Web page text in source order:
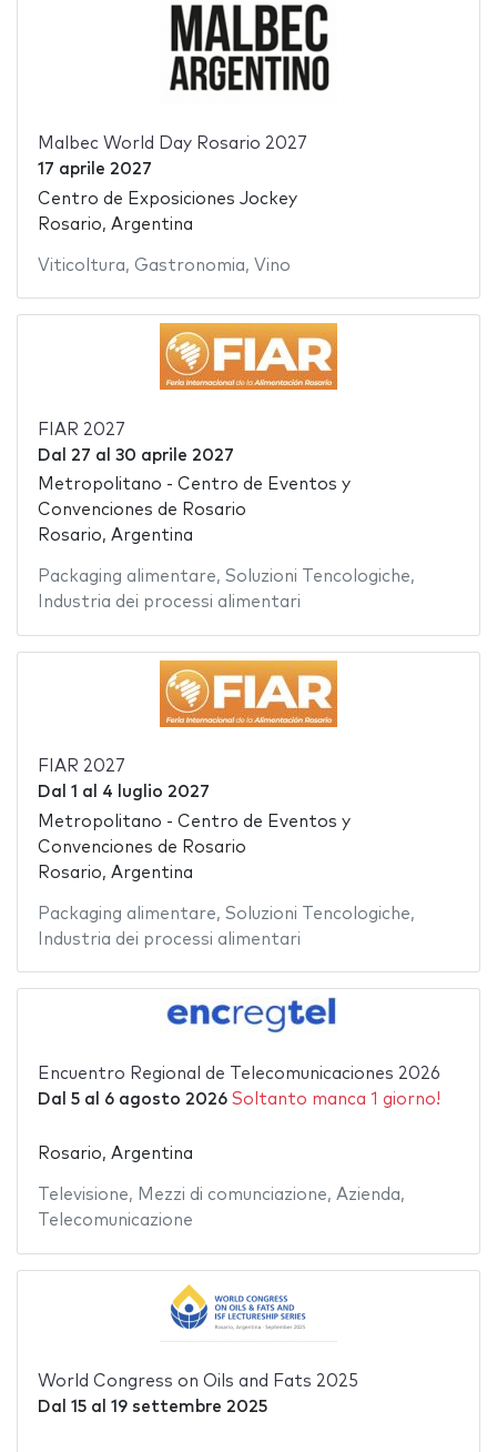
Malbec World Day Rosario 2027
17 aprile 2027
Centro de Exposiciones Jockey
Rosario, Argentina
Viticoltura, Gastronomia, Vino
FIAR 2027
Dal 27 al 30 aprile 2027
Metropolitano - Centro de Eventos y
Convenciones de Rosario
Rosario, Argentina
Packaging alimentare, Soluzioni Tencologiche,
Industria dei processi alimentari
FIAR 2027
Dal 1 al 4 luglio 2027
Metropolitano - Centro de Eventos y
Convenciones de Rosario
Rosario, Argentina
Packaging alimentare, Soluzioni Tencologiche,
Industria dei processi alimentari
Encuentro Regional de Telecomunicaciones 2026
Dal 5al 6 agosto 2026 Soltanto manca 1 giorno!
Rosario, Argentina
Televisione, Mezzi di comunciazione, Azienda,
Telecomunicazione
World Congress on Oils and Fats 2025
Dal 15al 19 settembre 2025